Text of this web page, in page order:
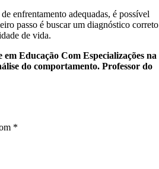
enfrentamento adequadas, é possível
passo é buscar um diagnóstico correto
de vida.
Educação Com Especializações na
do comportamento. Professor do
*